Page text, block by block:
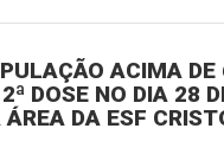
ACIMA DE
DOSE NO DIA 28
DA ESF